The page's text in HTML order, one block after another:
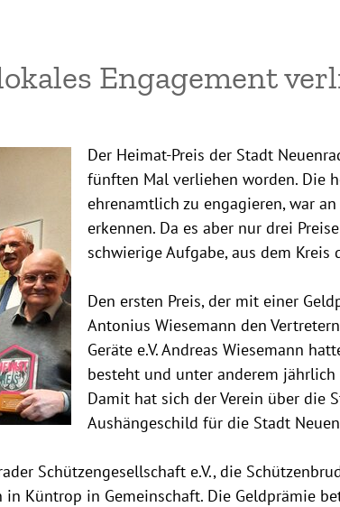
Engagement
Der Heimat-Preis der Stadt
fünften Mal verliehen worden. Die
ehrenamtlich zu engagieren, war
erkennen. Da es aber nur drei
schwierige Aufgabe, aus dem Kreis
Den ersten Preis, der mit einer
Antonius Wiesemann den
Geräte e.V. Andreas Wiesemann
besteht und unter anderem
Damit hat sich der Verein über die
Aushängeschild für die Stadt
Schützengesellschaft e.V., die
in Küntrop in Gemeinschaft. Die Geldprämie